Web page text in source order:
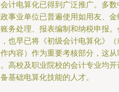
计电算化已得到广泛推广。多
事业单位已普遍使用如用友、
务处理、报表编制和纳税申报
也早已将《初级会计电算化》
内容）作为重要考核部分，这
高校及职业院校的会计专业均
基础电算化技能的人才。